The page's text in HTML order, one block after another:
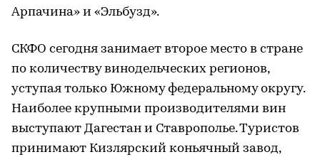
Арпачина» и «Эльбузд».
СКФО сегодня занимает второе место в стране
по количеству винодельческих регионов,
уступая только Южному федеральному округу.
Наиболее крупными производителями вин
выступают Дагестан и Ставрополье. Туристов
принимают Кизлярский коньячный завод,